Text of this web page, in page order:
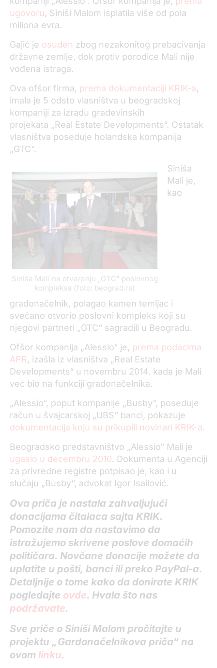
ugovoru, Siniši Malom isplatila više od pola
miliona evra.
Gajić je osuđen zbog nezakonitog prebacivanja
državne zemlje, dok protiv porodice Mali nije
vođena istraga.
Ova ofšor firma, prema dokumentaciji KRIK-a,
imala je 5 odsto vlasništva u beogradskoj
kompaniji za izradu građevinskih
projekata „Real Estate Developments“. Ostatak
vlasništva poseduje holandska kompanija
„GTC“.
Siniša Mali na otvaranju „GTC” poslovnog
kompleksa (foto: beograd.rs)
Siniša
Mali je,
kao
gradonačelnik, polagao kamen temljac i
svečano otvorio poslovni kompleks koji su
njegovi partneri „GTC“ sagradili u Beogradu.
Ofšor kompanija „Alessio“ je, prema podacima
APR, izašla iz vlasništva „Real Estate
Developments“ u novembru 2014. kada je Mali
već bio na funkciji gradonačelnika.
„Alessio“, poput kompanije „Busby“, poseduje
račun u švajcarskoj „UBS“ banci, pokazuje
dokumentacija koju su prikupili novinari KRIK-a.
Beogradsko predstavništvo „Alessio“ Mali je
ugasio u decembru 2010. Dokumenta u Agenciji
za privredne registre potpisao je, kao i u
slučaju „Busby“, advokat Igor Isailović.
Ova priča je nastala zahvaljujući
donacijama čitalaca sajta KRIK.
Pomozite nam da nastavimo da
istražujemo skrivene poslove domaćih
političara. Novčane donacije možete da
uplatite u pošti, banci ili preko PayPal-a.
Detaljnije o tome kako da donirate KRIK
pogledajte ovde. Hvala što nas
podržavate.
Sve priče o Siniši Malom pročitajte u
projektu „Gardonačelnikova priča“ na
ovom linku.